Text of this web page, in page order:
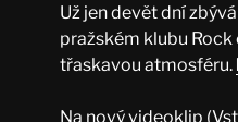
Už jen devět dní
pražském klubu
třaskavou atmosféru.
Na nový videoklip